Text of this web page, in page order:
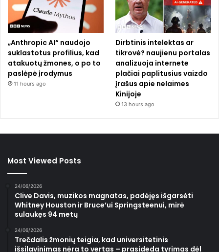
„Anthropic AI“ naudojo
suklastotus profilius, kad
atakuotų žmones, o po to
paslėpė įrodymus
11 hours ago
Dirbtinis intelektas ar
tikrovė? naujienu portalas
analizuoja internete
plačiai paplitusius vaizdo
įrašus apie nelaimes
Kinijoje
13 hours ago
Most Viewed Posts
24/06/2026
Clive Davis, muzikos magnatas, padėjęs išgarsėti
Whitney Houston ir Bruce’ui Springsteenui, mirė
sulaukęs 94 metų
24/06/2026
Trečdalis žmonių teigia, kad universitetinis
išsilavinimas nėra to vertas – prasideda tyrimas dėl